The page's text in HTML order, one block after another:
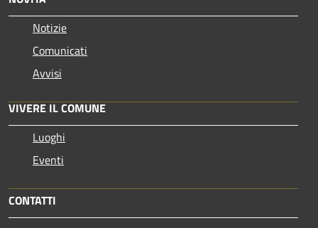
Notizie
Comunicati
Avvisi
VIVERE IL COMUNE
Luoghi
Eventi
CONTATTI